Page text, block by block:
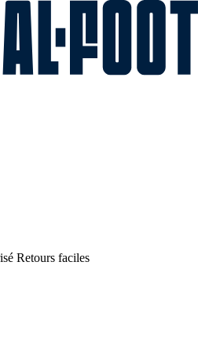
Retours faciles